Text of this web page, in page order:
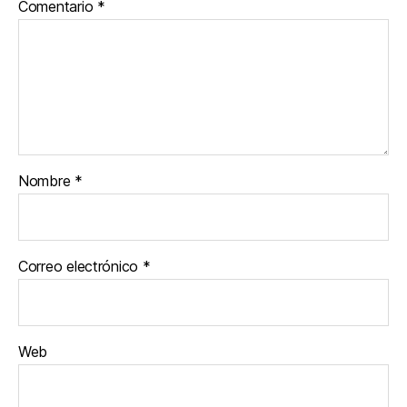
Comentario *
Nombre *
Correo electrónico *
Web